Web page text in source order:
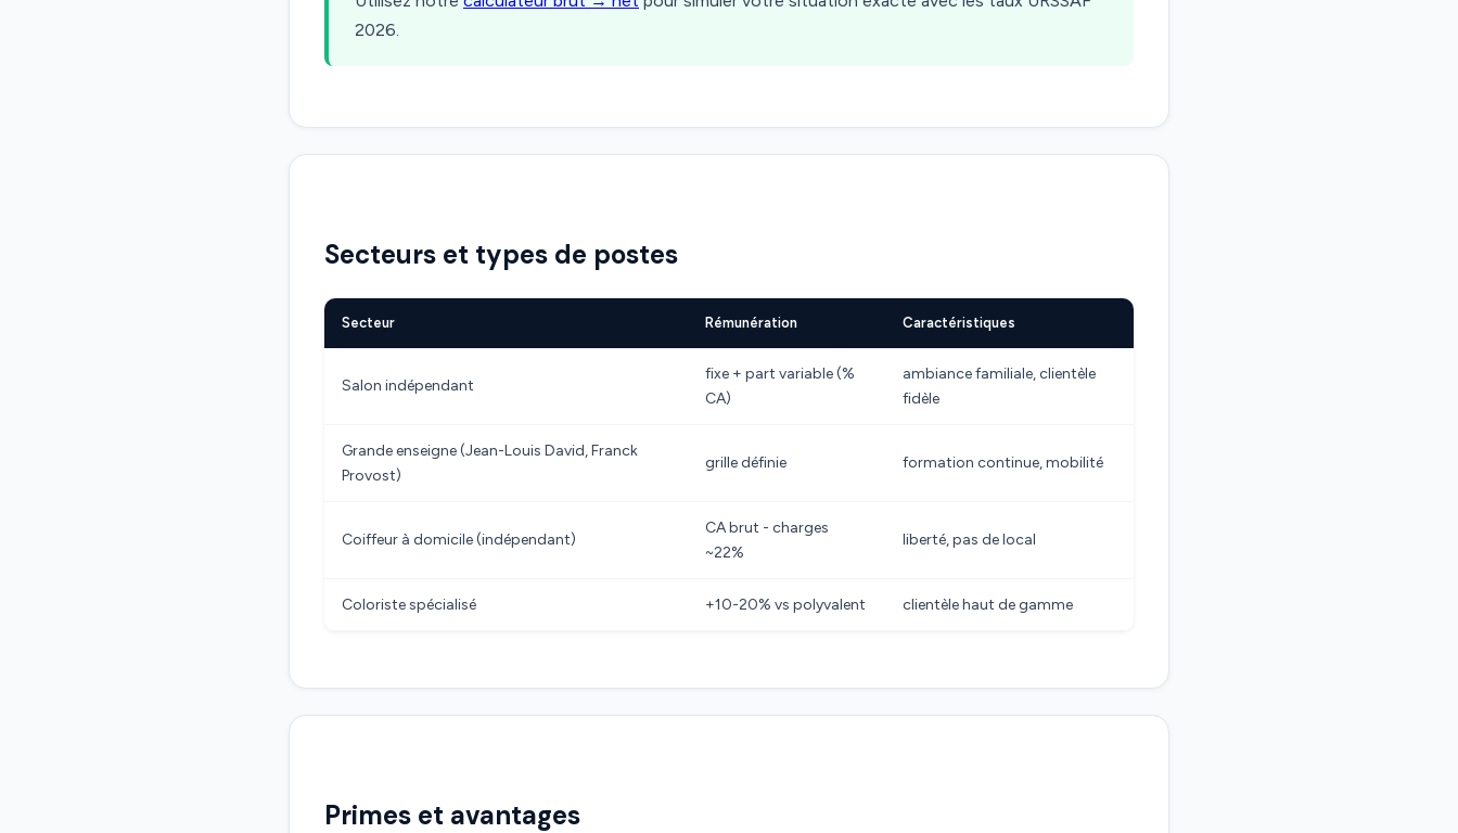
2026.
Secteurs et types de postes
Secteur Rémunération Caractéristiques
Salon indépendant
fixe + part variable (%
CA)
ambiance familiale, clientèle
fidèle
Grande enseigne (Jean-Louis David, Franck
Provost)
grille définie formation continue, mobilité
Coiffeur à domicile (indépendant)
CA brut - charges
~22%
liberté, pas de local
Coloriste spécialisé +10-20% vs polyvalent clientèle haut de gamme
Primes et avantages